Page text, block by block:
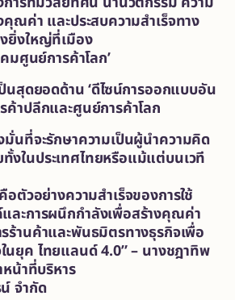
ณค่า และประสบความสำเร็จทาง
ยิ่งใหญ่ที่เมือง
มศูนย์การค้าโลก’
นสุดยอดด้าน ‘ดีไซน์การออกแบบอัน
ค้าปลีกและศูนย์การค้าโลก
มั่นที่จะรักษาความเป็นผู้นำความคิด
งในประเทศไทยหรือแม้แต่บนเวที
ตัวอย่างความสำเร็จของการใช้
ละการผนึกกำลังเพื่อสร้างคุณค่า
ร้านค้าและพันธมิตรทางธุรกิจเพื่อ
นยุค ไทยแลนด์ 4.0” – นางชฎาทิพ
หน้าที่บริหาร
จำกัด